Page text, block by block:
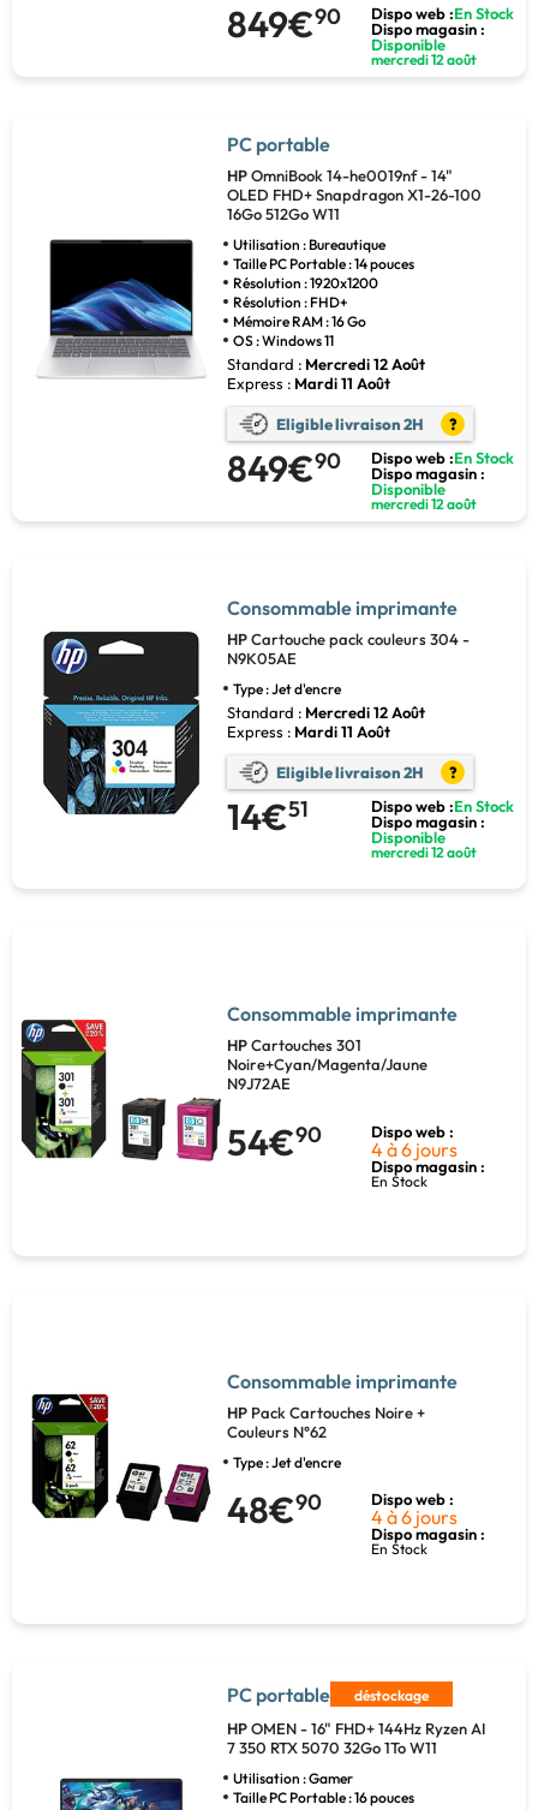
849€90 Dispo web :En Stock
Dispo magasin :
Disponible
mercredi 12 août
PC portable
HPOmniBook 14-he0019nf - 14"
OLED FHD+ Snapdragon X1-26-100
16Go 512Go W11
Utilisation : Bureautique
Taille PC Portable : 14 pouces
Résolution : 1920x1200
Résolution : FHD+
Mémoire RAM : 16 Go
OS : Windows 11
Standard : Mercredi 12 Août
Express : Mardi 11 Août
Eligible livraison 2H ?
849€90 Dispo web :En Stock
Dispo magasin :
Disponible
mercredi 12 août
Consommable imprimante
HPCartouche pack couleurs 304 -
N9K05AE
Type : Jet d'encre
Standard : Mercredi 12 Août
Express : Mardi 11 Août
Eligible livraison 2H ?
14€51 Dispo web :En Stock
Dispo magasin :
Disponible
mercredi 12 août
Consommable imprimante
HPCartouches 301
Noire+Cyan/Magenta/Jaune
N9J72AE
54€90 Dispo web :
4 à 6 jours
Dispo magasin :
En Stock
Consommable imprimante
HP Pack Cartouches Noire +
Couleurs N°62
Type : Jet d'encre
48€90 Dispo web :
4 à 6 jours
Dispo magasin :
En Stock
PC portable déstockage
HPOMEN - 16" FHD+ 144Hz Ryzen AI
7 350 RTX 5070 32Go 1To W11
Utilisation : Gamer
Taille PC Portable : 16 pouces